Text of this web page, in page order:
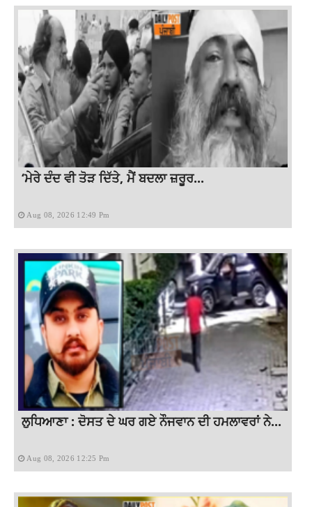
‘ਮੇਰੇ ਦੰਦ ਵੀ ਤੋੜ ਦਿੱਤੇ, ਮੈਂ ਬਦਲਾ ਜ਼ਰੂਰ...
Aug 08, 2026 12:49 Pm
ਲੁਧਿਆਣਾ : ਦੋਸਤ ਦੇ ਘਰ ਗਏ ਨੌਜਵਾਨ ਦੀ ਹਮਲਾਵਰਾਂ ਨੇ...
Aug 08, 2026 12:25 Pm